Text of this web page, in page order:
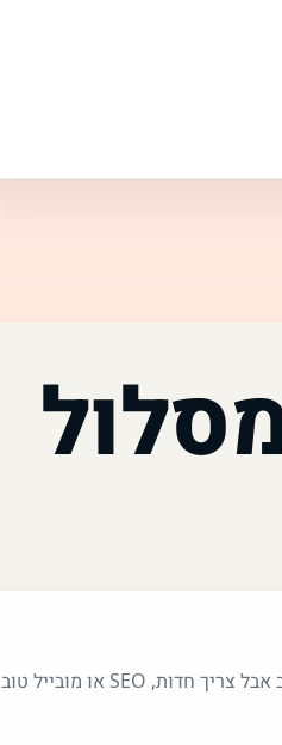
אם יש בסיס טוב אבל צריך חדות, SEO או מובייל טוב